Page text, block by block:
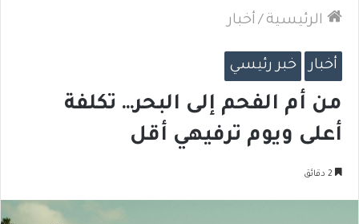
الرئيسية / أخبار
أخبار خبر رئيسي
من أم الفحم إلى البحر… تكلفة
أعلى ويوم ترفيهي أقل